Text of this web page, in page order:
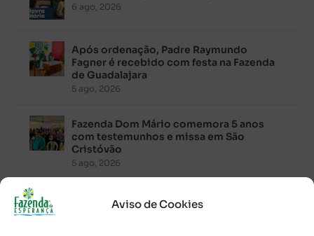
Aviso de Cookies
6 ago, 2026
Após ordenação, Padre Raymundo
Fagner é recebido com festa na Fazenda
de Guadalajara
5 ago, 2026
Fazenda Dom Mário comemora 5 anos
com testemunhos e missa em São
Cristóvão
5 ago, 2026
Palavra Diária (05/08/2026)